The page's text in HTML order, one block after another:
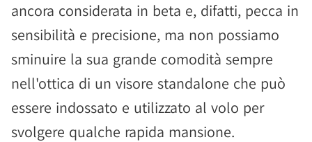
ancora considerata in beta e, difatti, pecca in
sensibilità e precisione, ma non possiamo
sminuire la sua grande comodità sempre
nell'ottica di un visore standalone che può
essere indossato e utilizzato al volo per
svolgere qualche rapida mansione.